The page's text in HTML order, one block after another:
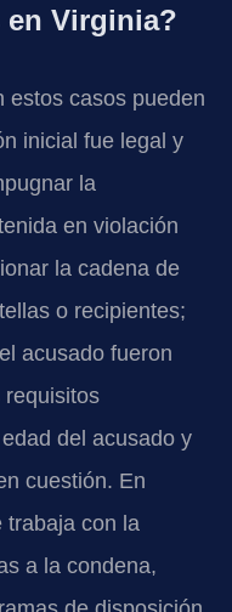
Virginia?
estos casos pueden
inicial fue legal y
la
en violación
la cadena de
o recipientes;
acusado fueron
requisitos
del acusado y
cuestión. En
trabaja con la
a la condena,